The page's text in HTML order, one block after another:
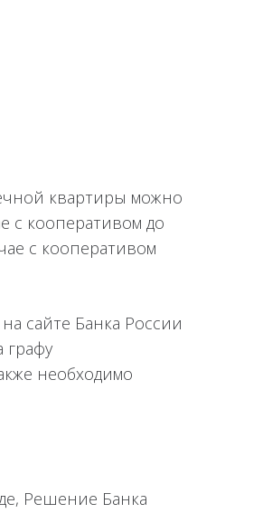
квартиры можно
с кооперативом до
с кооперативом
сайте Банка России
графу
необходимо
Решение Банка